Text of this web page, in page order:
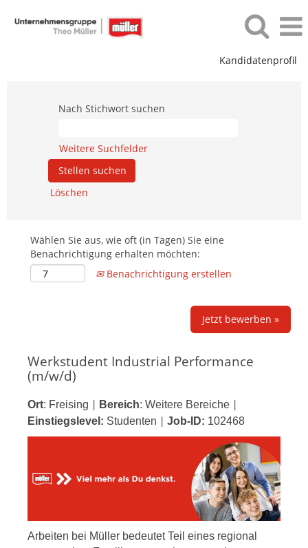
Kandidatenprofil
Nach Stichwort suchen
Weitere Suchfelder
Löschen
Wählen Sie aus, wie oft (in Tagen) Sie eine
Benachrichtigung erhalten möchten:
Benachrichtigung erstellen
Jetzt bewerben »
Werkstudent Industrial Performance
(m/w/d)
Ort: Freising Bereich: Weitere Bereiche
Einstiegslevel: Studenten Job-ID: 102468
Arbeiten bei Müller bedeutet Teil eines regional